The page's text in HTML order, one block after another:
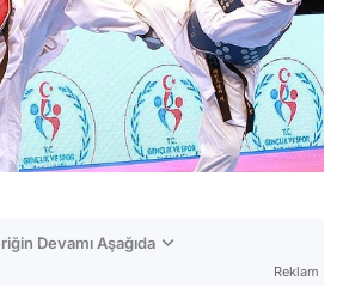
Devamı Aşağıda
Reklam